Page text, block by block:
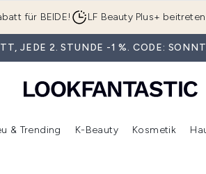
Zum Hauptinhalt
für BEIDE! LF Beauty Plus+ beitreten
JEDE 2. STUNDE -1 %. CODE:
(Geschenke)
Untermenü Anmelden (Marken) Untermenü Anmelden (Beauty Box)
& Trending
Untermenü
K-Beauty Kosmetik